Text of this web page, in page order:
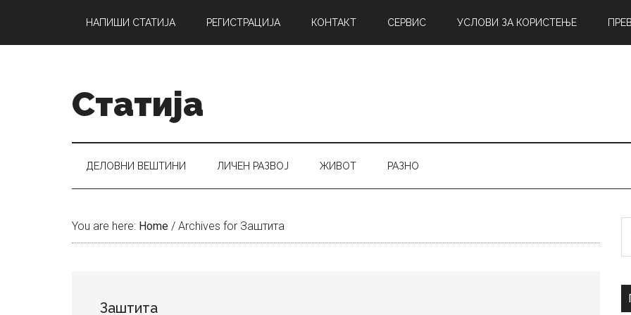
main
secondary
primary
НАПИШИ СТАТИЈА РЕГИСТРАЦИЈА КОНТАКТ СЕРВИС УСЛОВИ ЗА КОРИСТЕЊЕ
Статија
ДЕЛОВНИ ВЕШТИНИ ЛИЧЕН РАЗВОЈ ЖИВОТ РАЗНО
You are here: Home / Archives for Заштита
Заштита